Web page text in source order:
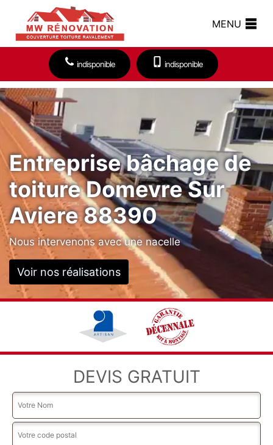
MENU
indisponible indisponible
Entreprise bâchage de
toiture Domevre Sur
Aviere 88390
Nous intervenons avec une nacelle
Voir nos réalisations
DEVIS GRATUIT